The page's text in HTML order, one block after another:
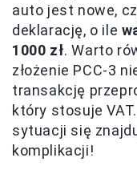
auto jest nowe,
deklarację, o ile
1000 zł. Warto
złożenie PCC-3
transakcję
który stosuje
sytuacji się
komplikacji!